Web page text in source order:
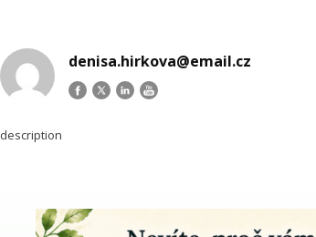
denisa.hirkova@email.cz
description